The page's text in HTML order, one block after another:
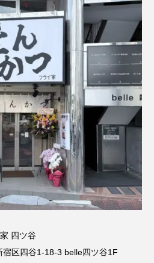
四ツ谷
宿区四谷1-18-3 belle四ツ谷1F